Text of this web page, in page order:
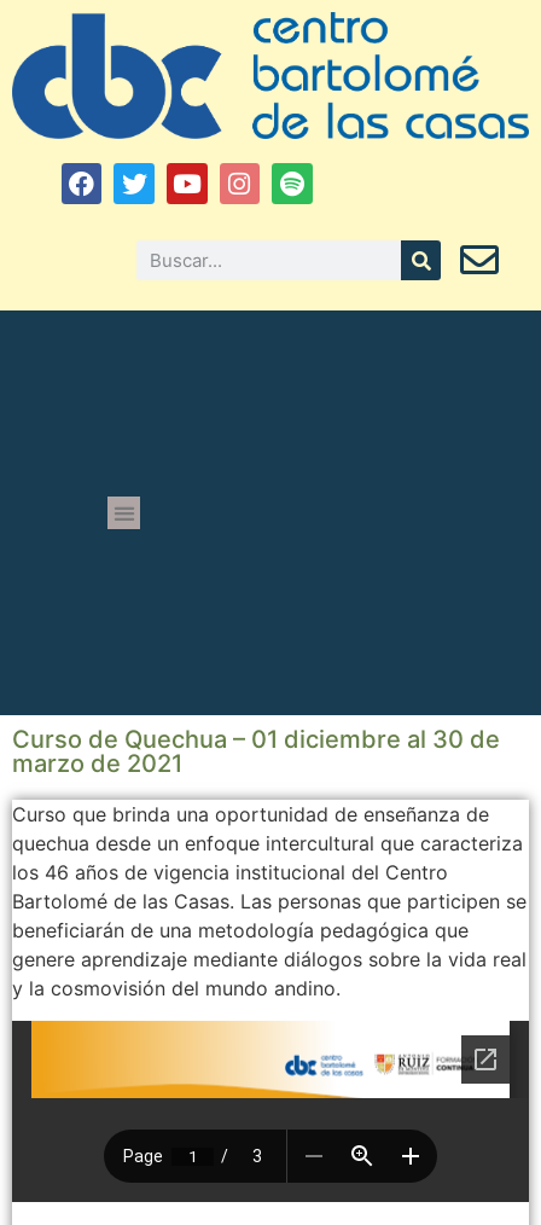
Curso de Quechua – 01 diciembre al 30 de
marzo de 2021
Curso que brinda una oportunidad de enseñanza de
quechua desde un enfoque intercultural que caracteriza
los 46 años de vigencia institucional del Centro
Bartolomé de las Casas. Las personas que participen se
beneficiarán de una metodología pedagógica que
genere aprendizaje mediante diálogos sobre la vida real
y la cosmovisión del mundo andino.